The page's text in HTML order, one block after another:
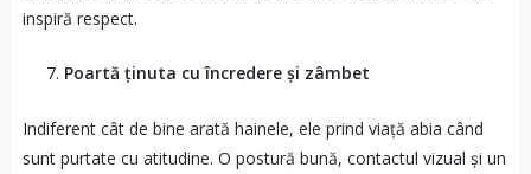
inspiră respect.
Poartă ținuta cu încredere și zâmbet
Indiferent cât de bine arată hainele, ele prind viață abia când
sunt purtate cu atitudine. O postură bună, contactul vizual și un